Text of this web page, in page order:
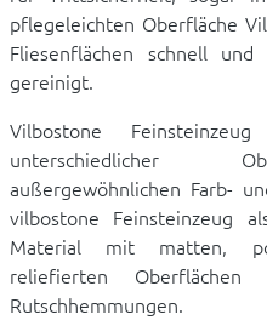
pflegeleichten Oberfläche
Fliesenflächen schnell
gereinigt.
Vilbostone
unterschiedlicher
außergewöhnlichen Farb-
vilbostone Feinsteinzeug
Material mit matten,
reliefierten
Rutschhemmungen.